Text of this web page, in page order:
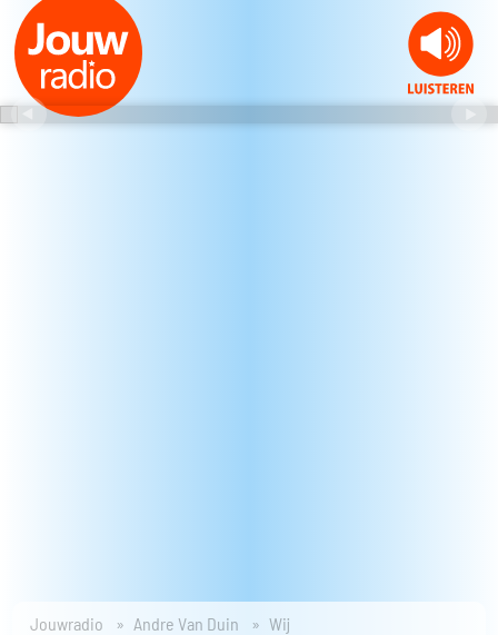
Jouwradio Andre Van Duin Wij